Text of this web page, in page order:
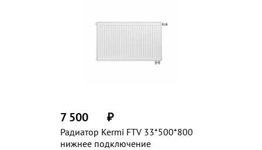
Радиатор Kermi FTV 33*500*800
нижнее подключение
7 500 ₽